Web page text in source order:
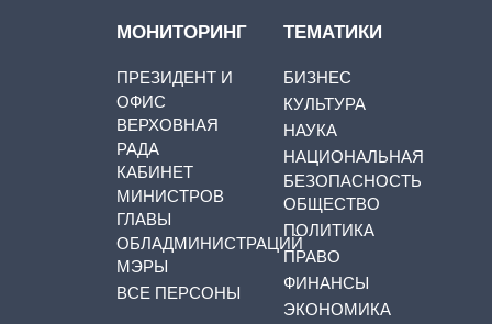
МОНИТОРИНГ
ПРЕЗИДЕНТ И
ОФИС
ВЕРХОВНАЯ
РАДА
КАБИНЕТ
МИНИСТРОВ
ГЛАВЫ
ОБЛАДМИНИСТРАЦИЙ
МЭРЫ
ВСЕ ПЕРСОНЫ
ТЕМАТИКИ
БИЗНЕС
КУЛЬТУРА
НАУКА
НАЦИОНАЛЬНАЯ
БЕЗОПАСНОСТЬ
ОБЩЕСТВО
ПОЛИТИКА
ПРАВО
ФИНАНСЫ
ЭКОНОМИКА